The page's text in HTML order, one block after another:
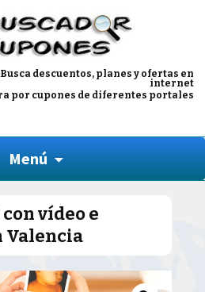
Busca descuentos, planes y ofertas en
internet
por cupones de diferentes portales
Menú
vídeo e
Valencia